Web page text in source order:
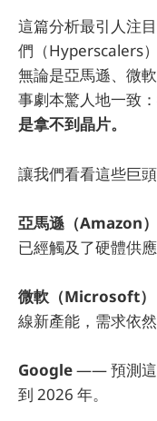
這篇分析最引人注
們（Hyperscalers
無論是亞馬遜、微
事劇本驚人地一致：
是拿不到晶片。
讓我們看看這些巨
亞馬遜（Amazon）
已經觸及了硬體供應
微軟（Microsoft）
線新產能，需求依
Google—— 預測這
到 2026 年。